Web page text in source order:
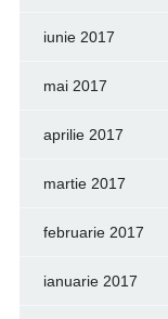
iunie 2017
mai 2017
aprilie 2017
martie 2017
februarie 2017
ianuarie 2017